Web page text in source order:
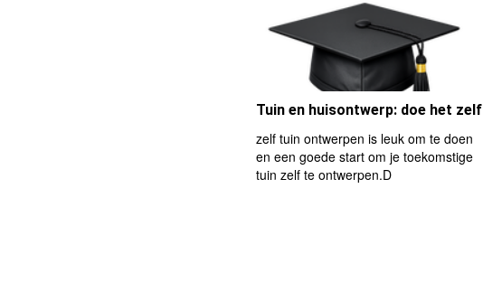
Tuin en huisontwerp: doe het zelf
zelf tuin ontwerpen is leuk om te doen
en een goede start om je toekomstige
tuin zelf te ontwerpen.D